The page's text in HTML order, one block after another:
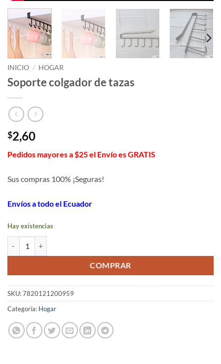
INICIO / HOGAR
Soporte colgador de tazas
$2,60
Pedidos mayores a $25 el Envío es GRATIS
Sus compras 100% ¡Seguras!
Envíos a todo el Ecuador
Hay existencias
COMPRAR
SKU:7820121200959
Categoría: Hogar